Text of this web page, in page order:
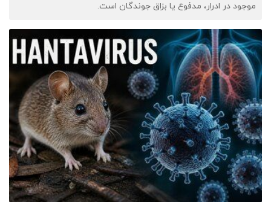
موجود در ادرار، مدفوع یا بزاق جوندگان است.